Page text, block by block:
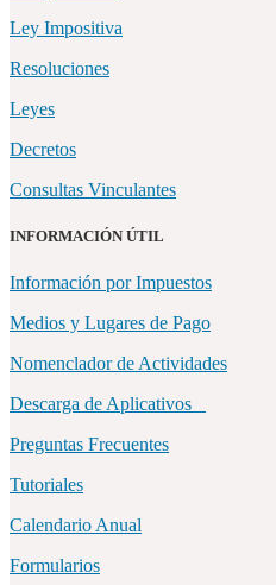
Ley Impositiva
Resoluciones
Leyes
Decretos
Consultas Vinculantes
INFORMACIÓN ÚTIL
Información por Impuestos
Medios y Lugares de Pago
Nomenclador de Actividades
Descarga de Aplicativos
Preguntas Frecuentes
Tutoriales
Calendario Anual
Formularios